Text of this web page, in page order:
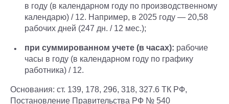
в году (в календарном году по производственному
календарю) / 12. Например, в 2025 году — 20,58
рабочих дней (247 дн. / 12 мес.);
при суммированном учете (в часах): рабочие
часы в году (в календарном году по графику
работника) / 12.
Основания: ст. 139, 178, 296, 318, 327.6 ТК РФ,
Постановление Правительства РФ № 540